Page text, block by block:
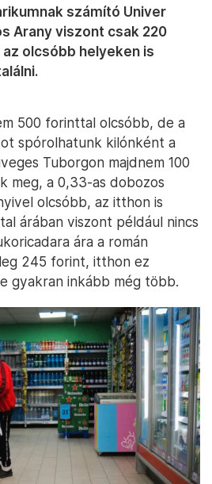
számító Univer
Arany viszont csak 220
olcsóbb helyeken is
500 forinttal olcsóbb, de a
spórolhatunk kilónként a
Tuborgon majdnem 100
meg, a 0,33-as dobozos
olcsóbb, az itthon is
árában viszont például nincs
ára a román
245 forint, itthon ez
gyakran inkább még több.